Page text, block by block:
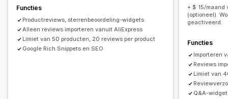
Verzoeken via e-mail
Importeren en exporteren Automatiseringen
Functies
Productreviews, sterrenbeoordeling-widgets
Alleen reviews importeren vanuit AliExpress
Limiet van 50 producten, 20 reviews per product
Google Rich Snippets en SEO
+ $ 15/maand
(optioneel).
geactiveerd.
Functies
Importeren
Reviews
Limiet van
Q&A-widget